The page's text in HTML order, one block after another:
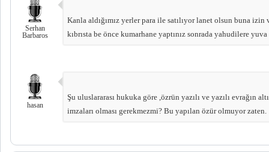
Serhan
Barbaros
Kanla aldığımız yerler para ile satılıyor lanet olsun buna
kıbrısta be önce kumarhane yaptınız sonrada yahudilere yuva
hasan
Şu uluslararası hukuka göre ,özrün yazılı ve yazılı evrağın
imzaları olması gerekmezmi? Bu yapılan özür olmuyor zaten.